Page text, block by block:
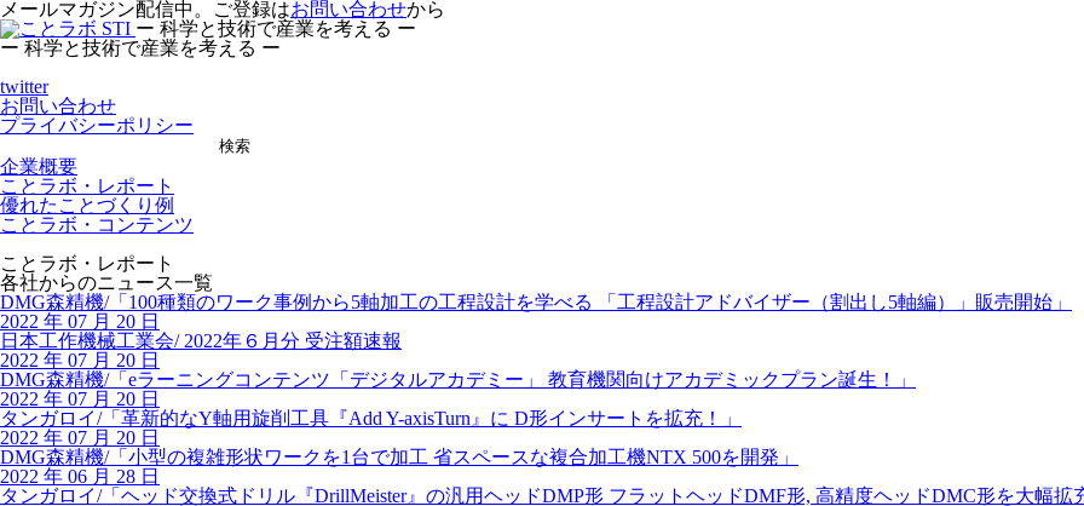
メールマガジン配信中。ご登録はお問い合わせから
ー 科学と技術で産業を考える ー
ー 科学と技術で産業を考える ー
twitter
お問い合わせ
プライバシーポリシー
検索
企業概要
ことラボ・レポート
優れたことづくり例
ことラボ・コンテンツ
ことラボ・レポート
各社からのニュース一覧
DMG森精機/「100種類のワーク事例から5軸加工の工程設計を学べる 「工程設計アドバイザー（割出し5軸編）」販売開始」
2022 年 07 月 20 日
日本工作機械工業会/ 2022年６月分 受注額速報
2022 年 07 月 20 日
DMG森精機/「eラーニングコンテンツ「デジタルアカデミー」 教育機関向けアカデミックプラン誕生！」
2022 年 07 月 20 日
タンガロイ/「革新的なY軸用旋削工具『Add Y-axisTurn』に D形インサートを拡充！」
2022 年 07 月 20 日
DMG森精機/「小型の複雑形状ワークを1台で加工 省スペースな複合加工機NTX 500を開発」
2022 年 06 月 28 日
タンガロイ/「ヘッド交換式ドリル『DrillMeister』の汎用ヘッドDMP形 フラットヘッドDMF形, 高精度ヘッドDMC形を大幅拡